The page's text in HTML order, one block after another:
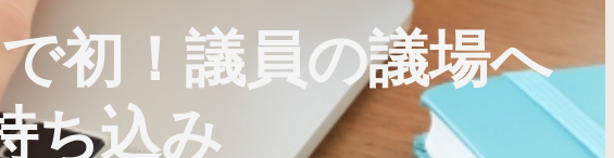
初！議員の議場へ
ち込み